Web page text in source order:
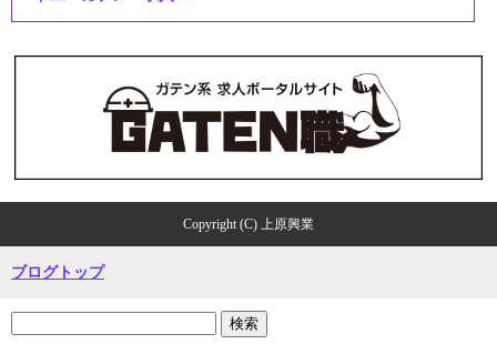
Copyright (C) 上原興業
ブログトップ